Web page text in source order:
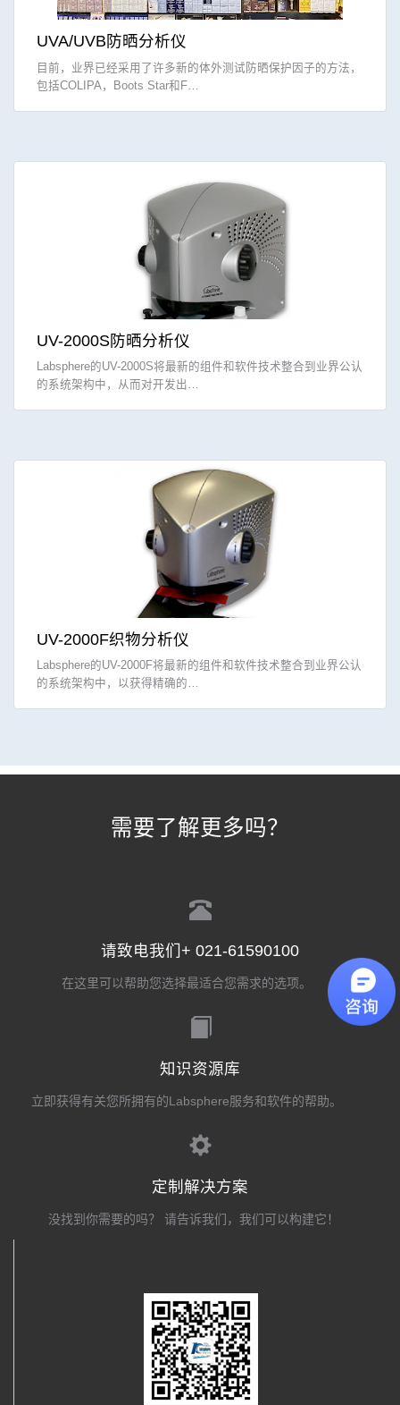
UVA/UVB防晒分析仪
目前，业界已经采用了许多新的体外测试防晒保护因子的方法，
包括COLIPA，Boots Star和F…
UV-2000S防晒分析仪
Labsphere的UV-2000S将最新的组件和软件技术整合到业界公认
的系统架构中，从而对开发出…
UV-2000F织物分析仪
Labsphere的UV-2000F将最新的组件和软件技术整合到业界公认
的系统架构中，以获得精确的…
需要了解更多吗？
请致电我们+ 021-61590100
在这里可以帮助您选择最适合您需求的选项。
知识资源库
立即获得有关您所拥有的Labsphere服务和软件的帮助。
定制解决方案
没找到你需要的吗？ 请告诉我们，我们可以构建它！